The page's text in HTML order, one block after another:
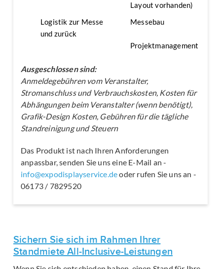
Layout vorhanden)
Logistik zur Messe
und zurück
Messebau
Projektmanagement
Ausgeschlossen sind:
Anmeldegebühren vom Veranstalter,
Stromanschluss und Verbrauchskosten, Kosten für
Abhängungen beim Veranstalter (wenn benötigt),
Grafik-Design Kosten, Gebühren für die tägliche
Standreinigung und Steuern
Das Produkt ist nach Ihren Anforderungen
anpassbar, senden Sie uns eine E-Mail an -
info@expodisplayservice.deoder rufen Sie uns an -
06173 / 7829520
Sichern Sie sich im Rahmen Ihrer
Standmiete All-Inclusive-Leistungen